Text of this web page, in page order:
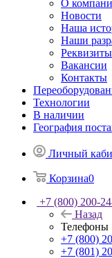
О
Новости
Наша
Наши
Реквизиты
Вакансии
Контакты
Технологии
В наличии
География
Личный
Корзина0
+7 (800) 200-
Назад
Телефоны
+7 (800)
+7 (801)